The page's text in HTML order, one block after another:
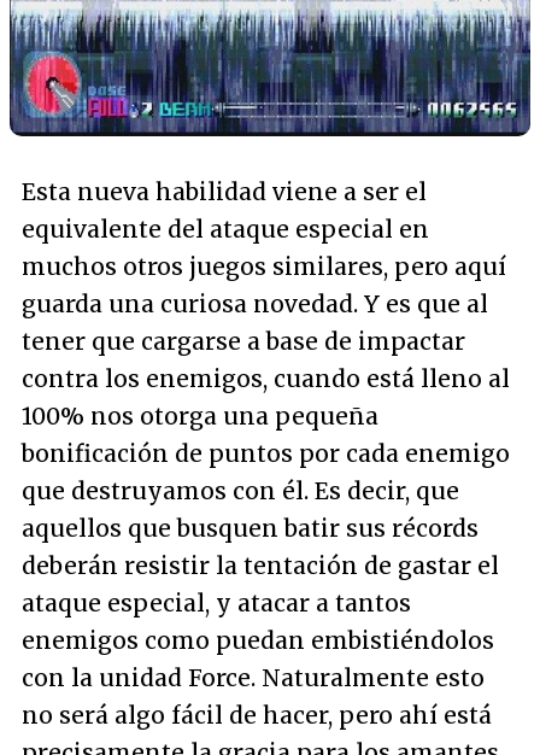
Esta nueva habilidad viene a ser el
equivalente del ataque especial en
muchos otros juegos similares, pero aquí
guarda una curiosa novedad. Y es que al
tener que cargarse a base de impactar
contra los enemigos, cuando está lleno al
100% nos otorga una pequeña
bonificación de puntos por cada enemigo
que destruyamos con él. Es decir, que
aquellos que busquen batir sus récords
deberán resistir la tentación de gastar el
ataque especial, y atacar a tantos
enemigos como puedan embistiéndolos
con la unidad Force. Naturalmente esto
no será algo fácil de hacer, pero ahí está